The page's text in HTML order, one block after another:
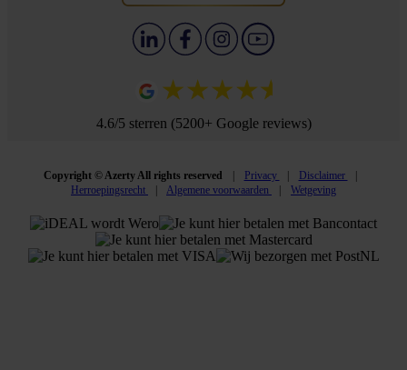
4.6/5 sterren (5200+ Google reviews)
Copyright © Azerty All rights reserved Privacy
Disclaimer
Herroepingsrecht
Algemene voorwaarden Wetgeving